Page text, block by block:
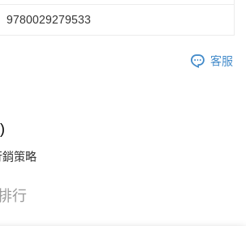
9780029279533
客服
銷策略
行